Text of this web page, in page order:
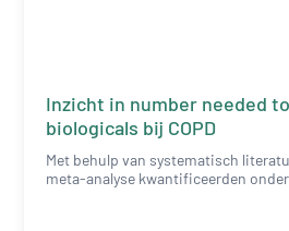
Inzicht in number needed
biologicals bij COPD
Met behulp van systematisch
meta-analyse kwantificeerden